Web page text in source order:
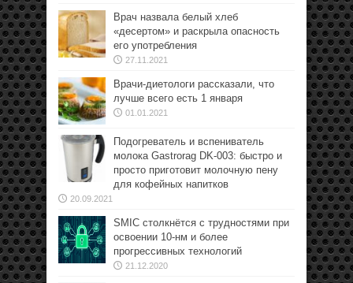
Врач назвала белый хлеб
«десертом» и раскрыла опасность
его употребления
27.11.2021
Врачи-диетологи рассказали, что
лучше всего есть 1 января
01.01.2021
Подогреватель и вспениватель
молока Gastrorag DK-003: быстро и
просто приготовит молочную пену
для кофейных напитков
20.09.2021
SMIC столкнётся с трудностями при
освоении 10-нм и более
прогрессивных технологий
21.12.2020